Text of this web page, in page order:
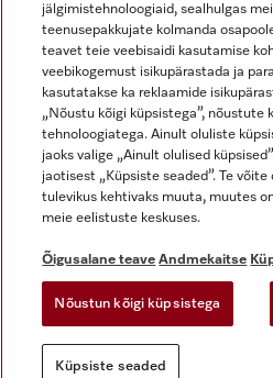
Õigusalane teave
Üldtingimused
Andmekaitse
Kasutustingimused
Digiteenuste seadus
Küpsiste seaded
jälgimistehnoloogiaid, sealhulgas
teenusepakkujate kolmanda
teavet teie veebisaidi kasutamise
veebikogemust isikupärastada ja
kasutatakse ka reklaamide
„Nõustu kõigi küpsistega”, nõustute
tehnoloogiatega. Ainult oluliste
jaoks valige „Ainult olulised
jaotisest „Küpsiste seaded”. Te võite
tulevikus kehtivaks muuta, muutes
meie eelistuste keskuses.
Õigusalane teave Andmekaitse
Nõustun kõigi küpsistega
Küpsiste seaded